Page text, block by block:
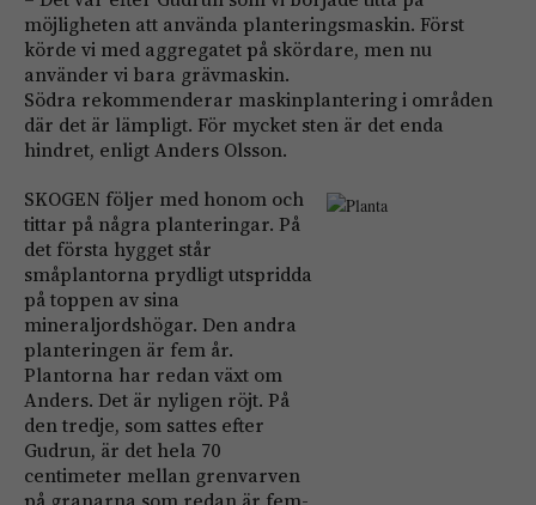
möjligheten att använda planteringsmaskin. Först
körde vi med aggregatet på skördare, men nu
använder vi bara grävmaskin.
Södra rekommenderar maskinplantering i områden
där det är lämpligt. För mycket sten är det enda
hindret, enligt Anders Olsson.
SKOGEN följer med honom och
tittar på några planteringar. På
det första hygget står
småplantorna prydligt utspridda
på toppen av sina
mineraljordshögar. Den andra
planteringen är fem år.
Plantorna har redan växt om
Anders. Det är nyligen röjt. På
den tredje, som sattes efter
Gudrun, är det hela 70
centimeter mellan grenvarven